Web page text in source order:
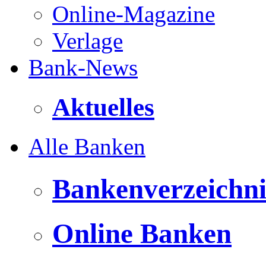
Online-Magazine
Verlage
Bank-News
Aktuelles
Alle Banken
Online Banken